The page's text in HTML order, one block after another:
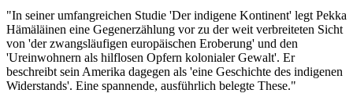
"In seiner umfangreichen Studie 'Der indigene Kontinent' legt Pekka
Hämäläinen eine Gegenerzählung vor zu der weit verbreiteten Sicht
von 'der zwangsläufigen europäischen Eroberung' und den
'Ureinwohnern als hilflosen Opfern kolonialer Gewalt'. Er
beschreibt sein Amerika dagegen als 'eine Geschichte des indigenen
Widerstands'. Eine spannende, ausführlich belegte These."